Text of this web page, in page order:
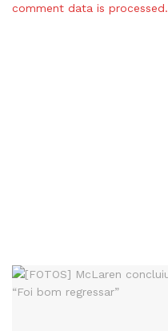
comment data is processed.